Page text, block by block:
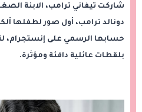
شاركت تيفاني ترامب، الابنة
دونالد ترامب، أول صور لطفلها
حسابها الرسمي على إنستجرام،
بلقطات عائلية دافئة ومؤثرة.